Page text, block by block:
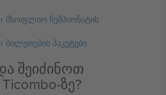
მსოფლიო ჩემპიონატის
ბილეთების პაკეტები
შეიძინოთ
ზე?